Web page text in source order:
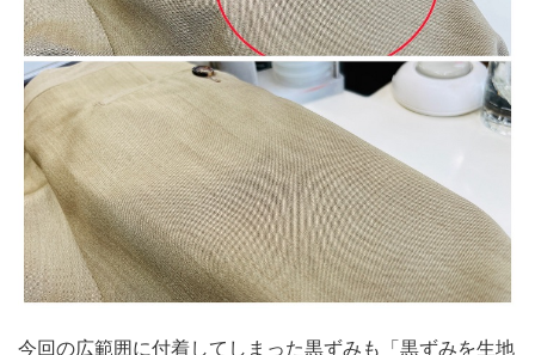
今回の広範囲に付着してしまった黒ずみも「黒ずみを生地